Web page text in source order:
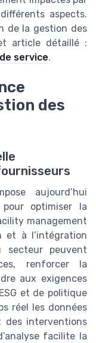
aspects.
de la gestion des
article détaillé :
service.
des
aujourd’hui
optimiser la
management
et à l’intégration
secteur peuvent
renforcer la
aux exigences
et de politique
réel les données
des interventions
facilite la